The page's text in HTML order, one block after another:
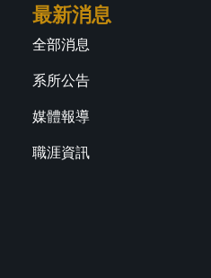
最新消息
全部消息
系所公告
媒體報導
職涯資訊